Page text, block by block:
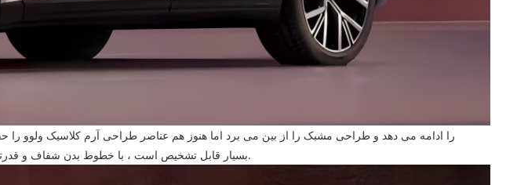
"Thor's Hammer" بسیار قابل تشخیص است ، با خطوط بدن شفاف و قدرتمند و خط کمر که در کل بدن عبور می کند. قسمت جلوی خودرو دارای یک سیستم لیدر است.